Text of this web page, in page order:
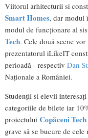
Viitorul arhitecturii si
Smart Homes, dar modul
modul de funcționare al
Tech. Cele două scene
prezentatorul iLikeIT
perioadă - respectiv Dan
Naționale a României.
Studenții si elevii
categoriile de bilete iar
proiectului Copăceni
grave să se bucure de